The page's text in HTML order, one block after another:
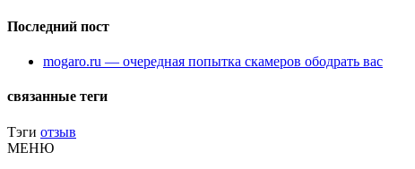
Последний пост
mogaro.ru — очередная попытка скамеров ободрать вас
связанные теги
Тэги отзыв
МЕНЮ